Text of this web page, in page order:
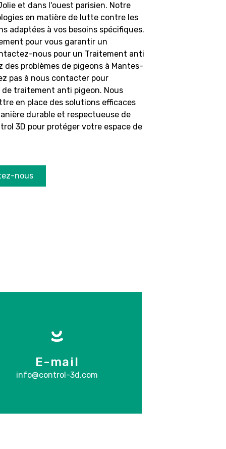
et dans l'ouest parisien. Notre
en matière de lutte contre les
adaptées à vos besoins spécifiques.
pour vous garantir un
nous pour un Traitement anti
problèmes de pigeons à Mantes-
pas à nous contacter pour
traitement anti pigeon. Nous
en place des solutions efficaces
durable et respectueuse de
3D pour protéger votre espace de
nous
E-mail
info@control-3d.com